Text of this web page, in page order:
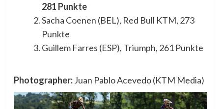
281 Punkte
Sacha Coenen (BEL), Red Bull KTM, 273
Punkte
Guillem Farres (ESP), Triumph, 261 Punkte
Photographer:Juan Pablo Acevedo (KTM Media)